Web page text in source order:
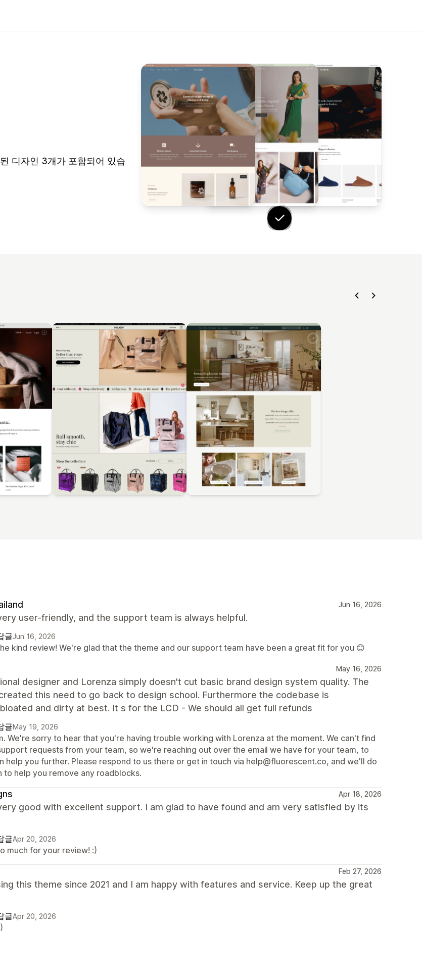
디자인 3개가 포함되어 있습
Jun 16, 2026
user-friendly, and the support team is always helpful.
글Jun 16, 2026
kind review! We're glad that the theme and our support team have been a great fit for you 😊
May 16, 2026
designer and Lorenza simply doesn't cut basic brand design system quality. The
this need to go back to design school. Furthermore the codebase is
and dirty at best. It s for the LCD - We should all get full refunds
글May 19, 2026
We're sorry to hear that you're having trouble working with Lorenza at the moment. We can't find
requests from your team, so we're reaching out over the email we have for your team, to
help you further. Please respond to us there or get in touch via help@fluorescent.co, and we'll do
to help you remove any roadblocks.
Apr 18, 2026
good with excellent support. I am glad to have found and am very satisfied by its
글Apr 20, 2026
much for your review! :)
Feb 27, 2026
this theme since 2021 and I am happy with features and service. Keep up the great
글Apr 20, 2026